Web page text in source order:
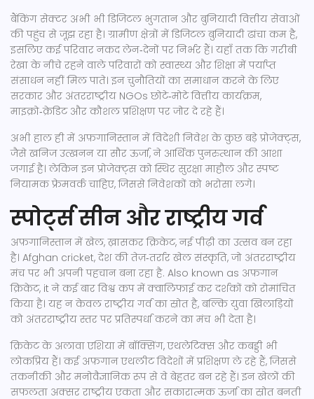
बैंकिंग सेक्टर अभी भी डिजिटल भुगतान और बुनियादी वित्तीय सेवाओं
की पहुंच से जूझ रहा है। ग्रामीण क्षेत्रों में डिजिटल बुनियादी ढांचा कम है,
इसलिए कई परिवार नकद लेन‑देनों पर निर्भर हैं। यहाँ तक कि ग़रीबी
रेखा के नीचे रहने वाले परिवारों को स्वास्थ्य और शिक्षा में पर्याप्त
संसाधन नहीं मिल पाते। इन चुनौतियों का समाधान करने के लिए
सरकार और अंतरराष्ट्रीय NGOs छोटे‑मोटे वित्तीय कार्यक्रम,
माइक्रो‑क्रेडिट और कौशल प्रशिक्षण पर जोर दे रहे हैं।
अभी हाल ही में अफ़गानिस्तान में विदेशी निवेश के कुछ बड़े प्रोजेक्ट्स,
जैसे खनिज उत्खनन या सौर ऊर्जा, ने आर्थिक पुनरुत्थान की आशा
जगाई है। लेकिन इन प्रोजेक्ट्स को स्थिर सुरक्षा माहौल और स्पष्ट
नियामक फ्रेमवर्क चाहिए, जिससे निवेशकों को भरोसा लगे।
स्पोर्ट्स सीन और राष्ट्रीय गर्व
अफ़गानिस्तान में खेल, ख़ासकर क्रिकेट, नई पीढ़ी का उत्सव बन रहा
है। Afghan cricket,देश की तेज़‑तर्रार खेल संस्कृति, जो अंतरराष्ट्रीय
मंच पर भी अपनी पहचान बना रहा है. Also known as अफ़गान
क्रिकेट, it ने कई बार विश्व कप में क्वालिफाई कर दर्शकों को रोमांचित
किया है। यह न केवल राष्ट्रीय गर्व का स्रोत है, बल्कि युवा खिलाड़ियों
को अंतरराष्ट्रीय स्तर पर प्रतिस्पर्धा करने का मंच भी देता है।
क्रिकेट के अलावा एशिया में बॉक्सिंग, एथलेटिक्स और कबड्डी भी
लोकप्रिय हैं। कई अफ़गान एथलीट विदेशों में प्रशिक्षण ले रहे हैं, जिससे
तकनीकी और मनोवैज्ञानिक रूप से वे बेहतर बन रहे हैं। इन खेलों की
सफलता अक्सर राष्ट्रीय एकता और सकारात्मक ऊर्जा का स्रोत बनती